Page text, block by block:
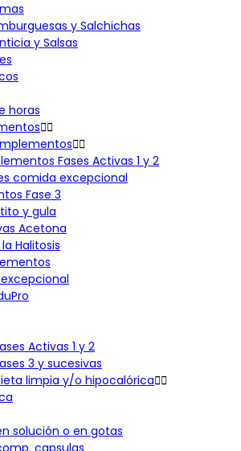
y Salchichas
y Salsas
horas


Fases Activas 1 y 2
comida excepcional
Fase 3
y gula
Acetona
Halitosis
Activas 1 y 2
3 y sucesivas
limpia y/o hipocalórica
solución o en gotas